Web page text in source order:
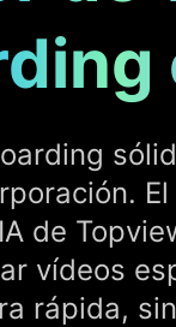
de
vídeos
rápida,